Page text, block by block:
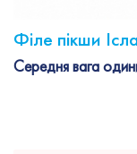
Філе пікши
Середня вага